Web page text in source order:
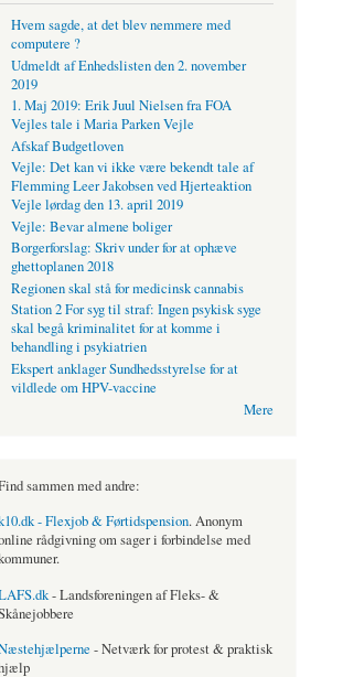
Hvem sagde, at det blev nemmere med
computere ?
Udmeldt af Enhedslisten den 2. november
2019
1. Maj 2019: Erik Juul Nielsen fra FOA
Vejles tale i Maria Parken Vejle
Afskaf Budgetloven
Vejle: Det kan vi ikke være bekendt tale af
Flemming Leer Jakobsen ved Hjerteaktion
Vejle lørdag den 13. april 2019
Vejle: Bevar almene boliger
Borgerforslag: Skriv under for at ophæve
ghettoplanen 2018
Regionen skal stå for medicinsk cannabis
Station 2 For syg til straf: Ingen psykisk syge
skal begå kriminalitet for at komme i
behandling i psykiatrien
Ekspert anklager Sundhedsstyrelse for at
vildlede om HPV-vaccine
Mere
sammen med andre:
- Flexjob & Førtidspension. Anonym
rådgivning om sager i forbindelse med
- Landsforeningen af Fleks- &
- Netværk for protest & praktisk